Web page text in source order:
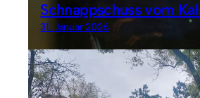
Schnappschuss vom
31. Januar 2026